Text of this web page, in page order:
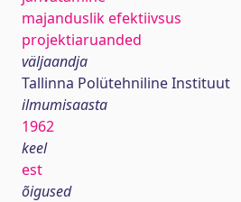
majanduslik efektiivsus
projektiaruanded
väljaandja
Tallinna Polütehniline Instituut
ilmumisaasta
1962
keel
est
õigused